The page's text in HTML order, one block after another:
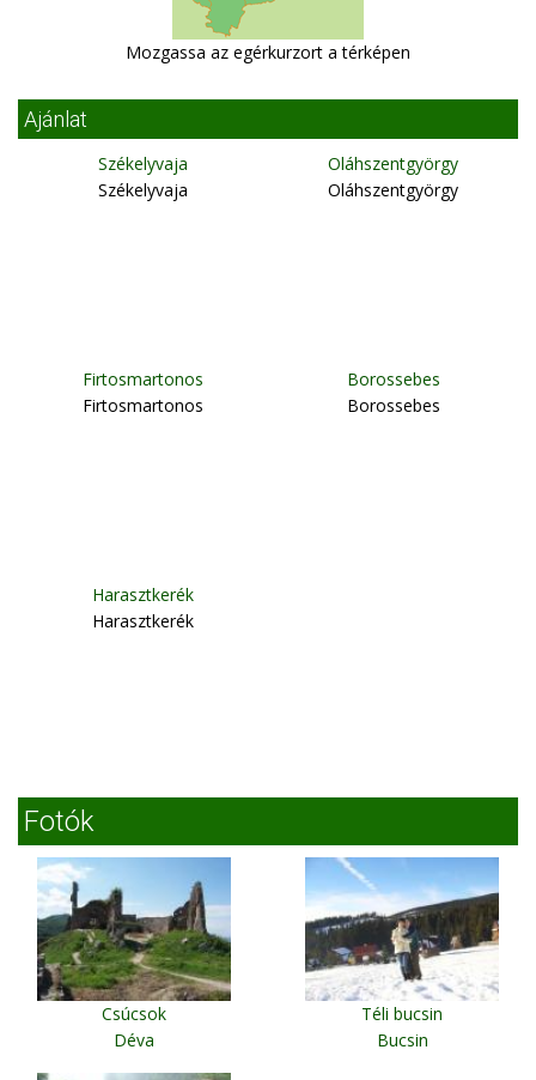
Mozgassa az egérkurzort a térképen
Ajánlat
Székelyvaja
Székelyvaja
Oláhszentgyörgy
Oláhszentgyörgy
Firtosmartonos
Firtosmartonos
Borossebes
Borossebes
Harasztkerék
Harasztkerék
Fotók
Csúcsok
Déva
Téli bucsin
Bucsin